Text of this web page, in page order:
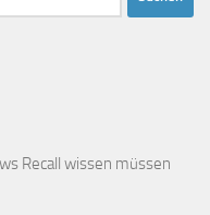
Recall wissen müssen